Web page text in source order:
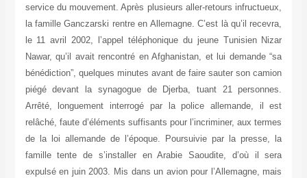
service du mouvement. Après plusieurs aller-retours infructueux,
la famille Ganczarski rentre en Allemagne. C’est là qu’il recevra,
le 11 avril 2002, l’appel téléphonique du jeune Tunisien Nizar
Nawar, qu’il avait rencontré en Afghanistan, et lui demande “sa
bénédiction”, quelques minutes avant de faire sauter son camion
piégé devant la synagogue de Djerba, tuant 21 personnes.
Arrêté, longuement interrogé par la police allemande, il est
relâché, faute d’éléments suffisants pour l’incriminer, aux termes
de la loi allemande de l’époque. Poursuivie par la presse, la
famille tente de s’installer en Arabie Saoudite, d’où il sera
expulsé en juin 2003. Mis dans un avion pour l’Allemagne, mais